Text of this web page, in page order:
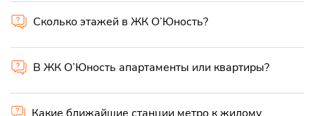
Сколько этажей в ЖК О’Юность?
В ЖК О’Юность апартаменты или квартиры?
Какие ближайшие станции метро к жилому